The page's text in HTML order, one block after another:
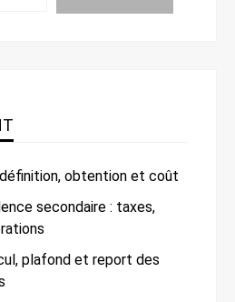
obtention et coût
secondaire : taxes,
plafond et report des